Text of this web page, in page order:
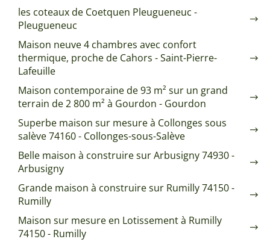
les coteaux de Coetquen Pleugueneuc -
Pleugueneuc
Maison neuve 4 chambres avec confort
thermique, proche de Cahors - Saint-Pierre-
Lafeuille
Maison contemporaine de 93 m² sur un grand
terrain de 2 800 m² à Gourdon - Gourdon
Superbe maison sur mesure à Collonges sous
salève 74160 - Collonges-sous-Salève
Belle maison à construire sur Arbusigny 74930 -
Arbusigny
Grande maison à construire sur Rumilly 74150 -
Rumilly
Maison sur mesure en Lotissement à Rumilly
74150 - Rumilly